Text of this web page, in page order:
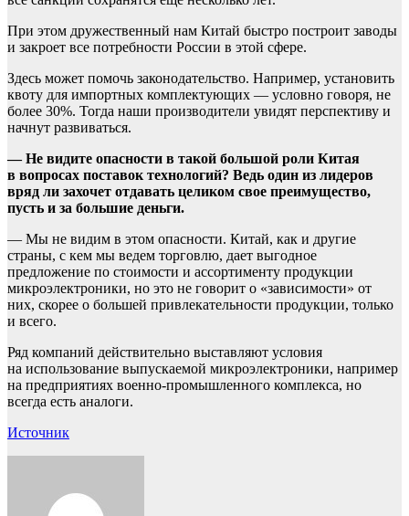
При этом дружественный нам Китай быстро построит заводы
и закроет все потребности России в этой сфере.
Здесь может помочь законодательство. Например, установить
квоту для импортных комплектующих — условно говоря, не
более 30%. Тогда наши производители увидят перспективу и
начнут развиваться.
— Не видите опасности в такой большой роли Китая
в вопросах поставок технологий? Ведь один из лидеров
вряд ли захочет отдавать целиком свое преимущество,
пусть и за большие деньги.
— Мы не видим в этом опасности. Китай, как и другие
страны, с кем мы ведем торговлю, дает выгодное
предложение по стоимости и ассортименту продукции
микроэлектроники, но это не говорит о «зависимости» от
них, скорее о большей привлекательности продукции, только
и всего.
Ряд компаний действительно выставляют условия
на использование выпускаемой микроэлектроники, например
на предприятиях военно-промышленного комплекса, но
всегда есть аналоги.
Источник